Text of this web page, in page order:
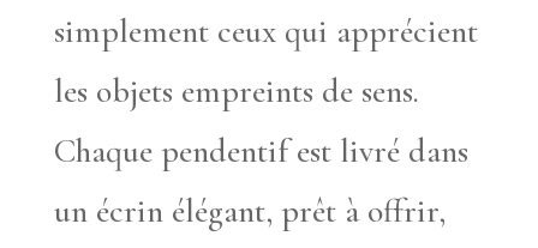
simplement ceux qui apprécient
les objets empreints de sens.
Chaque pendentif est livré dans
un écrin élégant, prêt à offrir,